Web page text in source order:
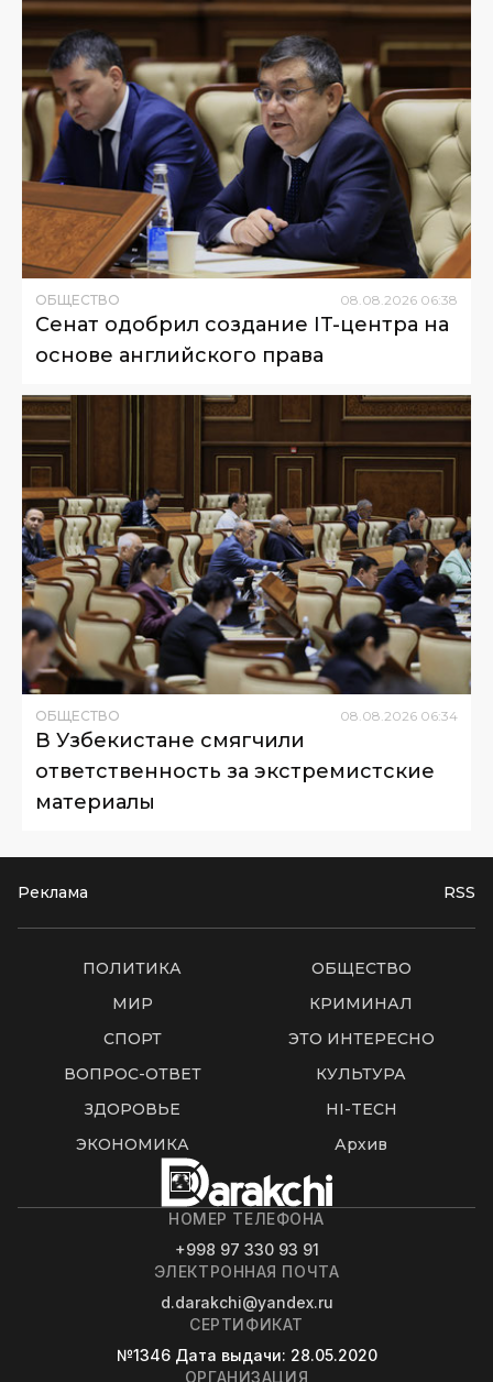
ОБЩЕСТВО 08 08 2026 06:38
Сенат одобрил создание IT-центра на
основе английского права
ОБЩЕСТВО 08.08.2026 06:34
В Узбекистане смягчили
ответственность за экстремистские
материалы
Реклама RSS
ПОЛИТИКА
ОБЩЕСТВО
МИР
КРИМИНАЛ
СПОРТ
ЭТО ИНТЕРЕСНО
ВОПРОС-ОТВЕТ
КУЛЬТУРА
ЗДОРОВЬЕ
HI-TECH
ЭКОНОМИКА
Архив
НОМЕР ТЕЛЕФОНА
+998 97 330 93 91
ЭЛЕКТРОННАЯ ПОЧТА
d.darakchi@yandex.ru
СЕРТИФИКАТ
№1346 Дата выдачи: 28.05.2020
ОРГАНИЗАЦИЯ